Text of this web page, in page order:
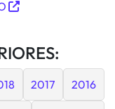
2017 2016